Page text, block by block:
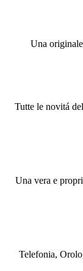
Una
Tutte le novitá
Una vera e
Telefonia,